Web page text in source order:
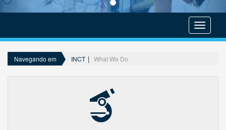
menu
Navegando em INCT What We Do